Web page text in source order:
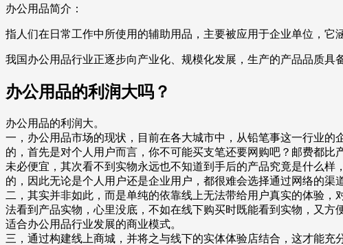
办公用品简介：
指人们在日常工作中所使用的辅助用品，主要被应用于企业单位，
我国办公用品行业正逐步向产业化、规模化发展，生产的产品品质具
办公用品的利润大吗？
办公用品的利润大。
一，办公用品市场的现状，目前在各大城市中，从铅笔事这一行业
的，首先是对个人用户而言，你不可能买支笔还要网购吧？邮费都
未必便宜，其次看不到实物永远也不知道到手后的产品究竟是什么
的，因此无论是个人用户还是企业用户，都很难会选择通过网络的渠
二，其实并非如此，而是单纯的依靠线上无法带给用户真实的体验
法看到产品实物，心里没底，不如在线下购买时既能看到实物，又
适合办公用品行业发展的商业模式。
三，通过构建线上商城，并将之与线下的实体体验店结合，这才能